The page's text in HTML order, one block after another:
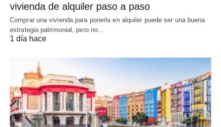
vivienda de alquiler paso a paso
Comprar una vivienda para ponerla en alquiler puede ser una buena
estrategia patrimonial, pero no…
1 día hace